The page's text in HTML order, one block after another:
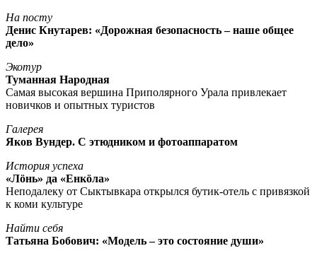
На посту
Денис Кнутарев: «Дорожная безопасность – наше общее
дело»
Экотур
Туманная Народная
Самая высокая вершина Приполярного Урала привлекает
новичков и опытных туристов
Галерея
Яков Вундер. С этюдником и фотоаппаратом
История успеха
«Лöнь» да «Енкöла»
Неподалеку от Сыктывкара открылся бутик-отель с привязкой
к коми культуре
Найти себя
Татьяна Бобович: «Модель – это состояние души»